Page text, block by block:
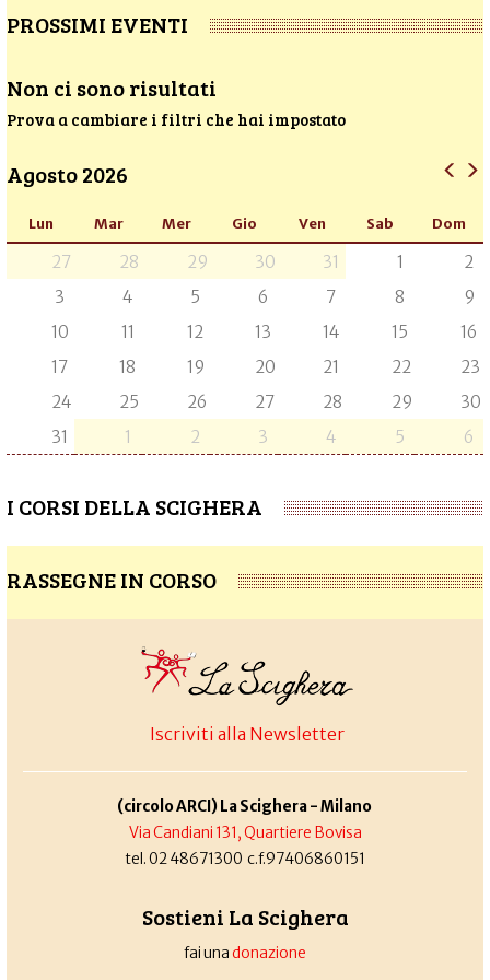
PROSSIMI EVENTI
Non ci sono risultati
Prova a cambiare i filtri che hai impostato
Agosto 2026
Lun Mar Mer Gio Ven Sab Dom
27 28 29 30 31 1
2
3
4 5 6 7 8
9
10
11 12 13 14 15
16
17
18 19 20 21 22
23
24
25 26 27 28 29
30
31
1 2 3 4 5 6
I CORSI DELLA SCIGHERA
RASSEGNE IN CORSO
Iscriviti alla Newsletter
(circolo ARCI) La Scighera - Milano
Via Candiani 131, Quartiere Bovisa
tel. 02 48671300 c.f.97406860151
Sostieni La Scighera
fai unadonazione